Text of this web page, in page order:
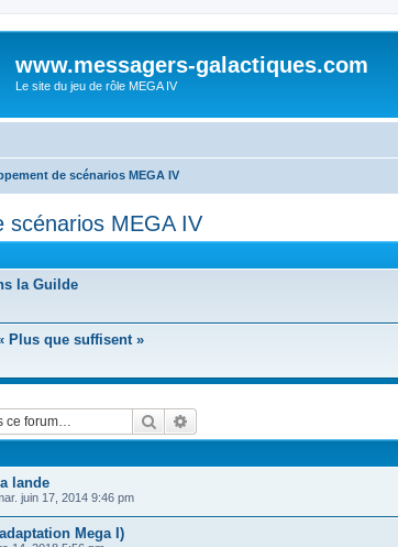
www.messagers-galactiques.com
Le site du jeu de rôle MEGA IV
de scénarios MEGA IV
scénarios MEGA IV
la Guilde
Plus que suffisent »
Rechercher
lande
juin 17, 2014 9:46 pm
Mega I)